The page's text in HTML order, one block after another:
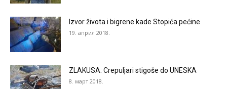
Izvor života i bigrene kade Stopića pećine
19. април 2018.
ZLAKUSA: Crepuljari stigoše do UNESKA
8. март 2018.